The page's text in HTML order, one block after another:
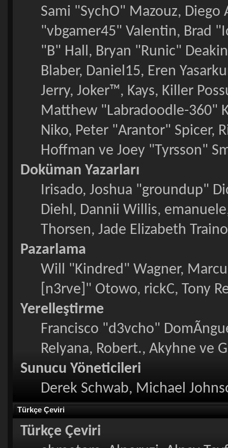
Sami "SychO" Mazouz,
"vbgamer45" Valentin, Brad
"B" Hall, Bryan "Runic"
Blaber, Daniel15, Eren
Jerry, Joker™, Kays, Killer
Matthew "Labradoodle-360"
Niko, Peter "Arantor" Spicer,
Hoffman ve Joey "Tyrsson"
Doküman Yazarları
Irisado, Joshua "groundup"
Diehl, Dannii Willis,
Thorsen, Jade Elizabeth
Pazarlama
Will "Kindred" Wagner,
[n3rve]" Otowo, rickC, Tony
Yerelleştirme
Francisco "d3vcho"
Relyana, Robert., Akyhne ve
Sunucu Yöneticileri
Derek Schwab, Michael
Türkçe Çeviri
Türkçe Çeviri